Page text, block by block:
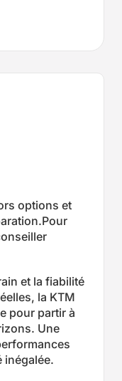
options et
et la fiabilité
la KTM
pour partir à
Une
inégalée.